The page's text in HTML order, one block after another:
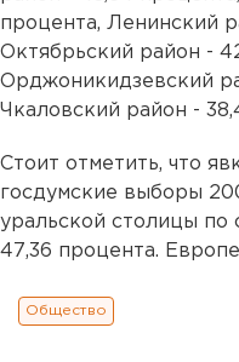
процента, Ленинский
Октябрьский район -
Орджоникидзевский
Чкаловский район -
Стоит отметить, что
госдумские выборы
уральской столицы по
47,36 процента.
Общество